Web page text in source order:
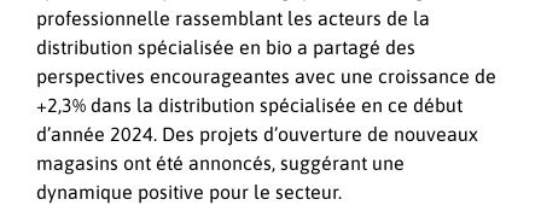
professionnelle rassemblant les acteurs de la
distribution spécialisée en bio a partagé des
perspectives encourageantes avec une croissance de
+2,3% dans la distribution spécialisée en ce début
d’année 2024. Des projets d’ouverture de nouveaux
magasins ont été annoncés, suggérant une
dynamique positive pour le secteur.